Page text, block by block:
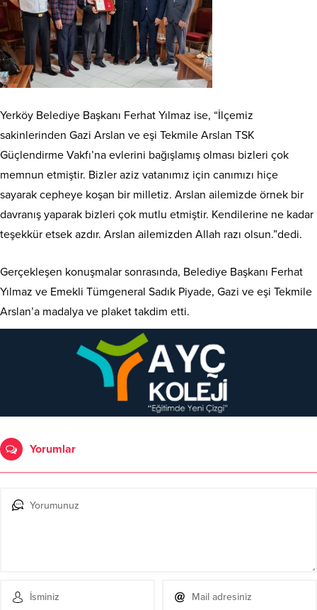
Yerköy Belediye Başkanı Ferhat Yılmaz ise, “İlçemiz
sakinlerinden Gazi Arslan ve eşi Tekmile Arslan TSK
Güçlendirme Vakfı’na evlerini bağışlamış olması bizleri çok
memnun etmiştir. Bizler aziz vatanımız için canımızı hiçe
sayarak cepheye koşan bir milletiz. Arslan ailemizde örnek bir
davranış yaparak bizleri çok mutlu etmiştir. Kendilerine ne kadar
teşekkür etsek azdır. Arslan ailemizden Allah razı olsun.”dedi.
Gerçekleşen konuşmalar sonrasında, Belediye Başkanı Ferhat
Yılmaz ve Emekli Tümgeneral Sadık Piyade, Gazi ve eşi Tekmile
Arslan’a madalya ve plaket takdim etti.
Yorumlar